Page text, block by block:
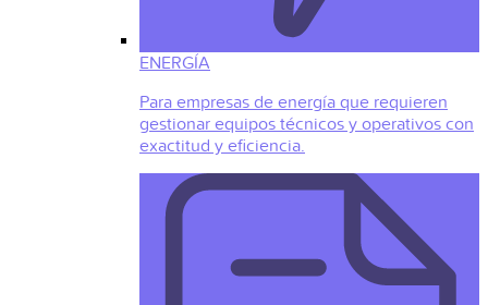
ENERGÍA
Para empresas de energía que requieren
gestionar equipos técnicos y operativos con
exactitud y eficiencia.